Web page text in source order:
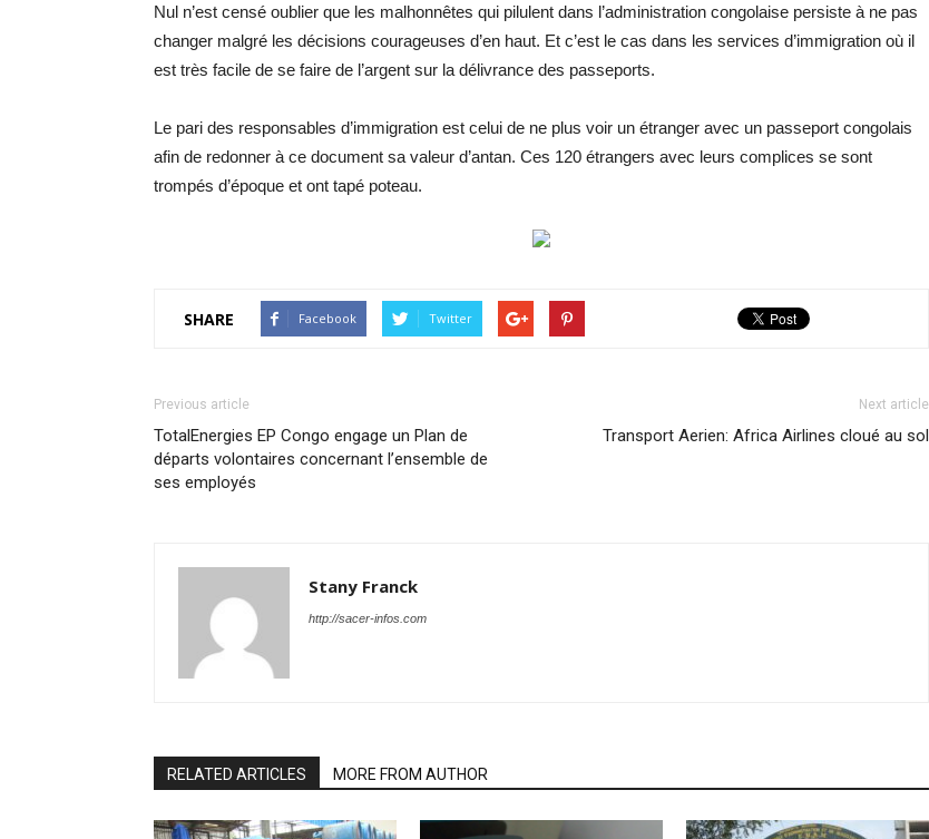
Nul n’est censé oublier que les malhonnêtes qui pilulent dans l’administration congolaise persiste à ne pas
changer malgré les décisions courageuses d’en haut. Et c’est le cas dans les services d’immigration où il
est très facile de se faire de l’argent sur la délivrance des passeports.
Le pari des responsables d’immigration est celui de ne plus voir un étranger avec un passeport congolais
afin de redonner à ce document sa valeur d’antan. Ces 120 étrangers avec leurs complices se sont
trompés d’époque et ont tapé poteau.
SHARE Facebook Twitter
Previous article
TotalEnergies EP Congo engage un Plan de
départs volontaires concernant l’ensemble de
ses employés
Next article
Transport Aerien: Africa Airlines cloué au sol
Stany Franck
http://sacer-infos.com
RELATED ARTICLES MORE FROM AUTHOR